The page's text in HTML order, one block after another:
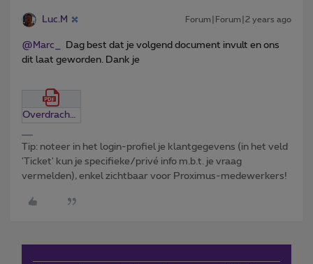
Luc.M Forum|Forum|2 years ago
@Marc_
Dag best dat je volgend document invult en ons
dit laat geworden. Dank je
Overdracht-van-je-Proximus-diensten (1).pdf
Tip: noteer in het login-profiel je klantgegevens (in het veld
'Ticket' kun je specifieke/privé info m.b.t. je vraag
vermelden), enkel zichtbaar voor Proximus-medewerkers!